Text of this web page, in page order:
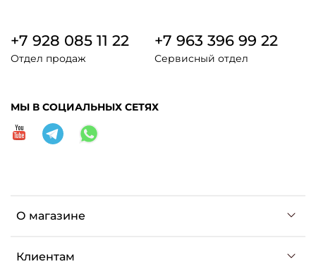
О магазине
Клиентам
+7 928 085 11 22
Отдел продаж
+7 963 396 99 22
Сервисный отдел
МЫ В СОЦИАЛЬНЫХ СЕТЯХ